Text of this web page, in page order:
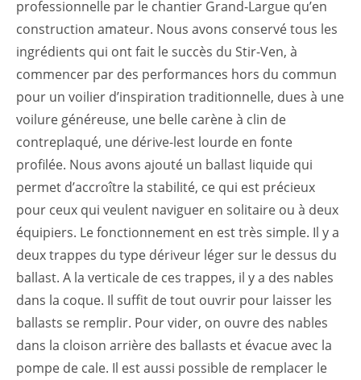
professionnelle par le chantier Grand-Largue qu’en
construction amateur. Nous avons conservé tous les
ingrédients qui ont fait le succès du Stir-Ven, à
commencer par des performances hors du commun
pour un voilier d’inspiration traditionnelle, dues à une
voilure généreuse, une belle carène à clin de
contreplaqué, une dérive-lest lourde en fonte
profilée. Nous avons ajouté un ballast liquide qui
permet d’accroître la stabilité, ce qui est précieux
pour ceux qui veulent naviguer en solitaire ou à deux
équipiers. Le fonctionnement en est très simple. Il y a
deux trappes du type dériveur léger sur le dessus du
ballast. A la verticale de ces trappes, il y a des nables
dans la coque. Il suffit de tout ouvrir pour laisser les
ballasts se remplir. Pour vider, on ouvre des nables
dans la cloison arrière des ballasts et évacue avec la
pompe de cale. Il est aussi possible de remplacer le